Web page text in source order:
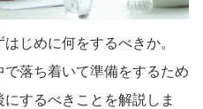
じめに何をするべきか。
落ち着いて準備をするため
するべきことを解説しま